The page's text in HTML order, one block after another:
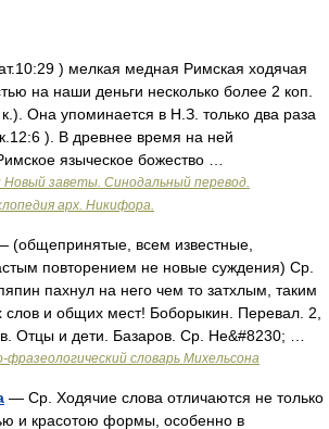
) мелкая медная Римская ходячая
на наши деньги несколько более 2 коп.
Она упоминается в Н.З. только два раза
). В древнее время на ней
языческое божество …
Новый заветы. Синодальный перевод.
арх. Никифора.
(общепринятые, всем известные,
повторением не новые суждения) Ср.
пахнул на него чем то затхлым, таким
слов и общих мест! Боборыкин. Перевал. 2,
Отцы и дети. Базаров. Ср. Не&#8230; …
словарь Михельсона
— Ср. Ходячие слова отличаются не только
и красотою формы, особенно в